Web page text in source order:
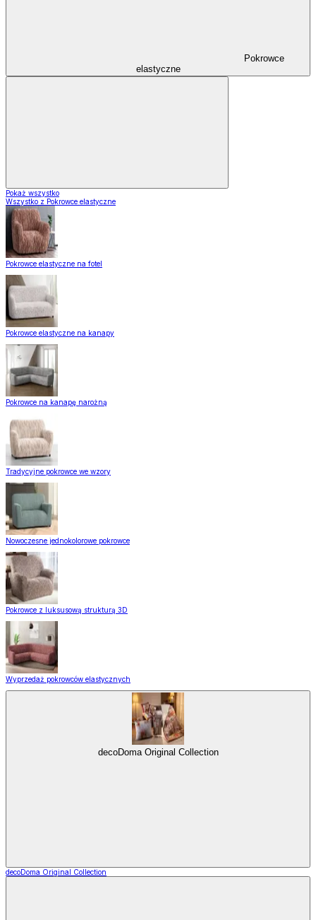
Pokrowce
elastyczne
Pokaż wszystko
Wszystko z Pokrowce elastyczne
Pokrowce elastyczne na fotel
Pokrowce elastyczne na kanapy
Pokrowce na kanapę narożną
Tradycyjne pokrowce we wzory
Nowoczesne jednokolorowe pokrowce
Pokrowce z luksusową strukturą 3D
Wyprzedaż pokrowców elastycznych
decoDoma Original Collection
decoDoma Original Collection